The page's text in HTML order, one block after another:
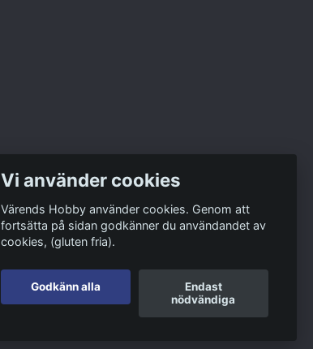
Vi använder cookies
Värends Hobby använder cookies. Genom att
fortsätta på sidan godkänner du användandet av
cookies, (gluten fria).
Godkänn alla
Endast
nödvändiga